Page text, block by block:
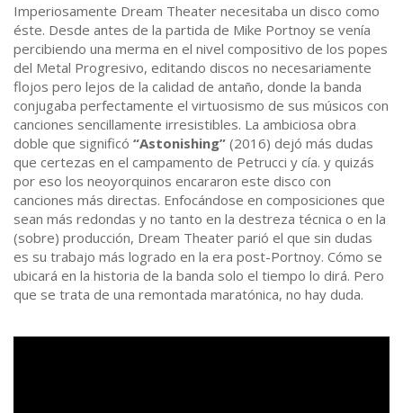
Imperiosamente Dream Theater necesitaba un disco como
éste. Desde antes de la partida de Mike Portnoy se venía
percibiendo una merma en el nivel compositivo de los popes
del Metal Progresivo, editando discos no necesariamente
flojos pero lejos de la calidad de antaño, donde la banda
conjugaba perfectamente el virtuosismo de sus músicos con
canciones sencillamente irresistibles. La ambiciosa obra
doble que significó “Astonishing” (2016) dejó más dudas
que certezas en el campamento de Petrucci y cía. y quizás
por eso los neoyorquinos encararon este disco con
canciones más directas. Enfocándose en composiciones que
sean más redondas y no tanto en la destreza técnica o en la
(sobre) producción, Dream Theater parió el que sin dudas
es su trabajo más logrado en la era post-Portnoy. Cómo se
ubicará en la historia de la banda solo el tiempo lo dirá. Pero
que se trata de una remontada maratónica, no hay duda.